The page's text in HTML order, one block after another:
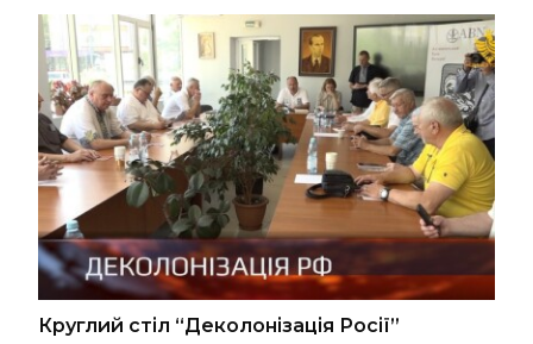
Круглий стіл “Деколонізація Росії”